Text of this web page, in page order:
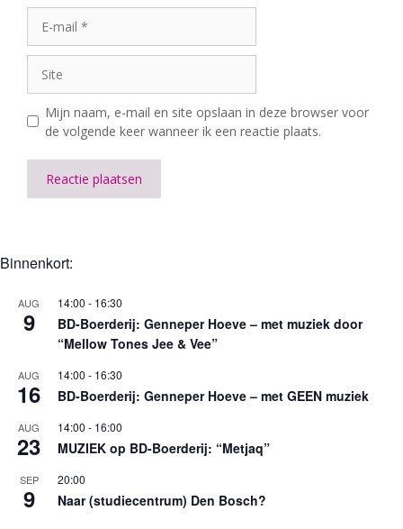
mail
Mijn naam, e-mail en site opslaan in deze browser voor
de volgende keer wanneer ik een reactie plaats.
e
n
a
v
e
Binnenkort:
AUG
9
14:00 - 16:30
BD-Boerderij: Genneper Hoeve – met muziek door
“Mellow Tones Jee & Vee”
AUG
16
14:00 - 16:30
BD-Boerderij: Genneper Hoeve – met GEEN muziek
AUG
23
14:00 - 16:00
MUZIEK op BD-Boerderij: “Metjaq”
SEP
9
20:00
Naar (studiecentrum) Den Bosch?